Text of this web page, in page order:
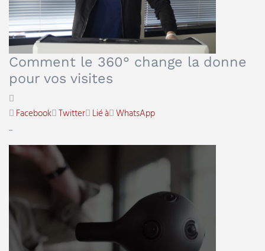
Comment le 360° change la donne
pour vos visites
Facebook Twitter Lié à WhatsApp
...